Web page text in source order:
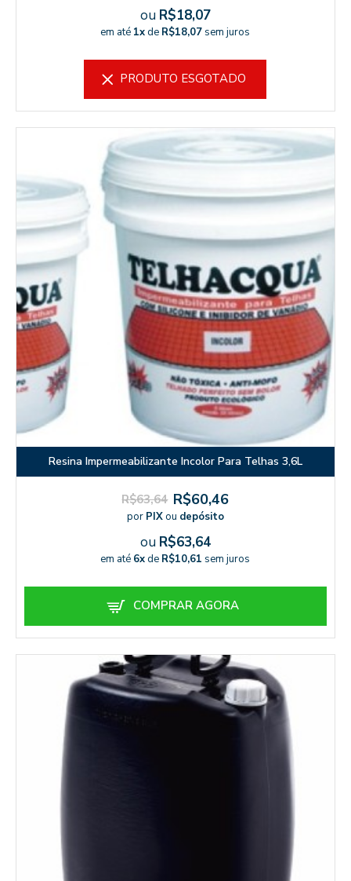
ou R$18,07
em até 1xde R$18,07 sem juros
PRODUTO ESGOTADO
Resina Impermeabilizante Incolor Para Telhas 3,6L
R$63,64 R$60,46
por PIXou depósito
ou R$63,64
em até 6xde R$10,61 sem juros
COMPRAR AGORA